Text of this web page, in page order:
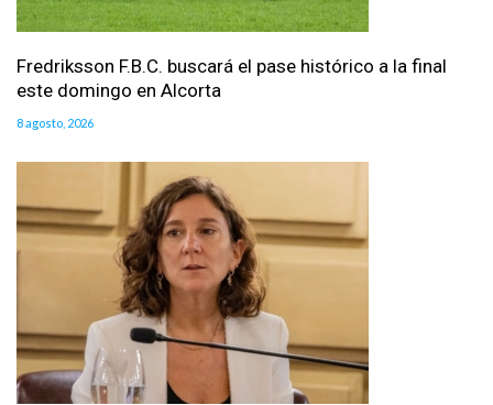
Fredriksson F.B.C. buscará el pase histórico a la final
este domingo en Alcorta
8 agosto, 2026